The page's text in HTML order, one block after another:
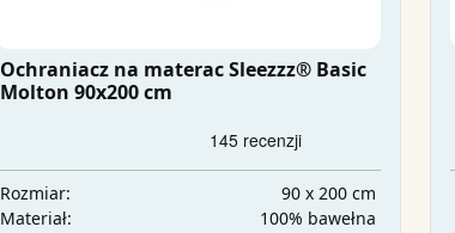
Ochraniacz na materac Sleezzz® Basic
Molton 90x200 cm
Rozmiar:
90 x 200 cm
Materiał:
100% bawełna